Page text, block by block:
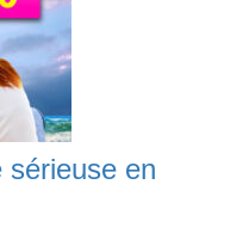
sérieuse en